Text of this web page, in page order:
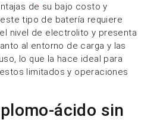
de su bajo costo y
tipo de batería requiere
nivel de electrolito y presenta
al entorno de carga y las
lo que la hace ideal para
limitados y operaciones
ácido sin